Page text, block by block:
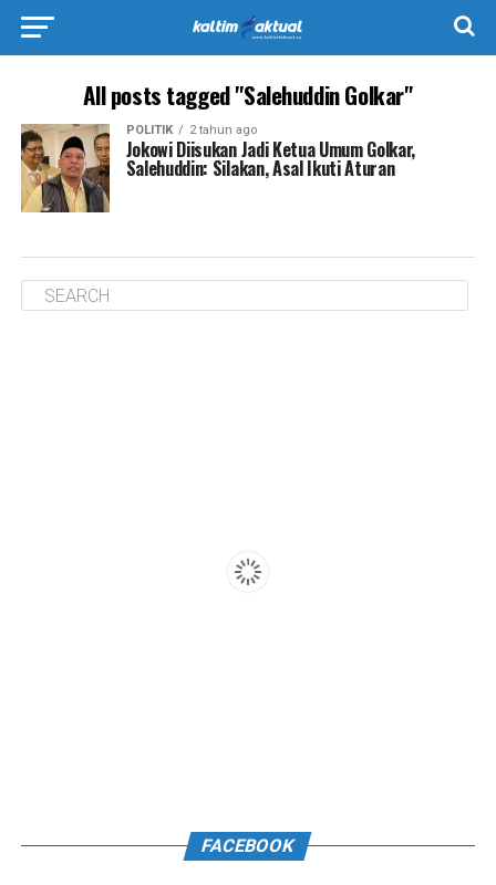
All posts tagged "Salehuddin Golkar"
POLITIK 2 tahun ago
Jokowi Diisukan Jadi Ketua Umum Golkar,
Salehuddin: Silakan, Asal Ikuti Aturan
FACEBOOK